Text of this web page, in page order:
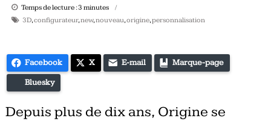
Temps de lecture :3 minutes
3D,configurateur,new,nouveau,origine,personnalisation
Facebook X E-mail Marque-page
Bluesky
Depuis plus de dix ans, Origine se